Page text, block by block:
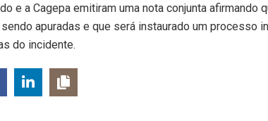
e a Cagepa emitiram uma nota conjunta afirmando
apuradas e que será instaurado um processo
do incidente.